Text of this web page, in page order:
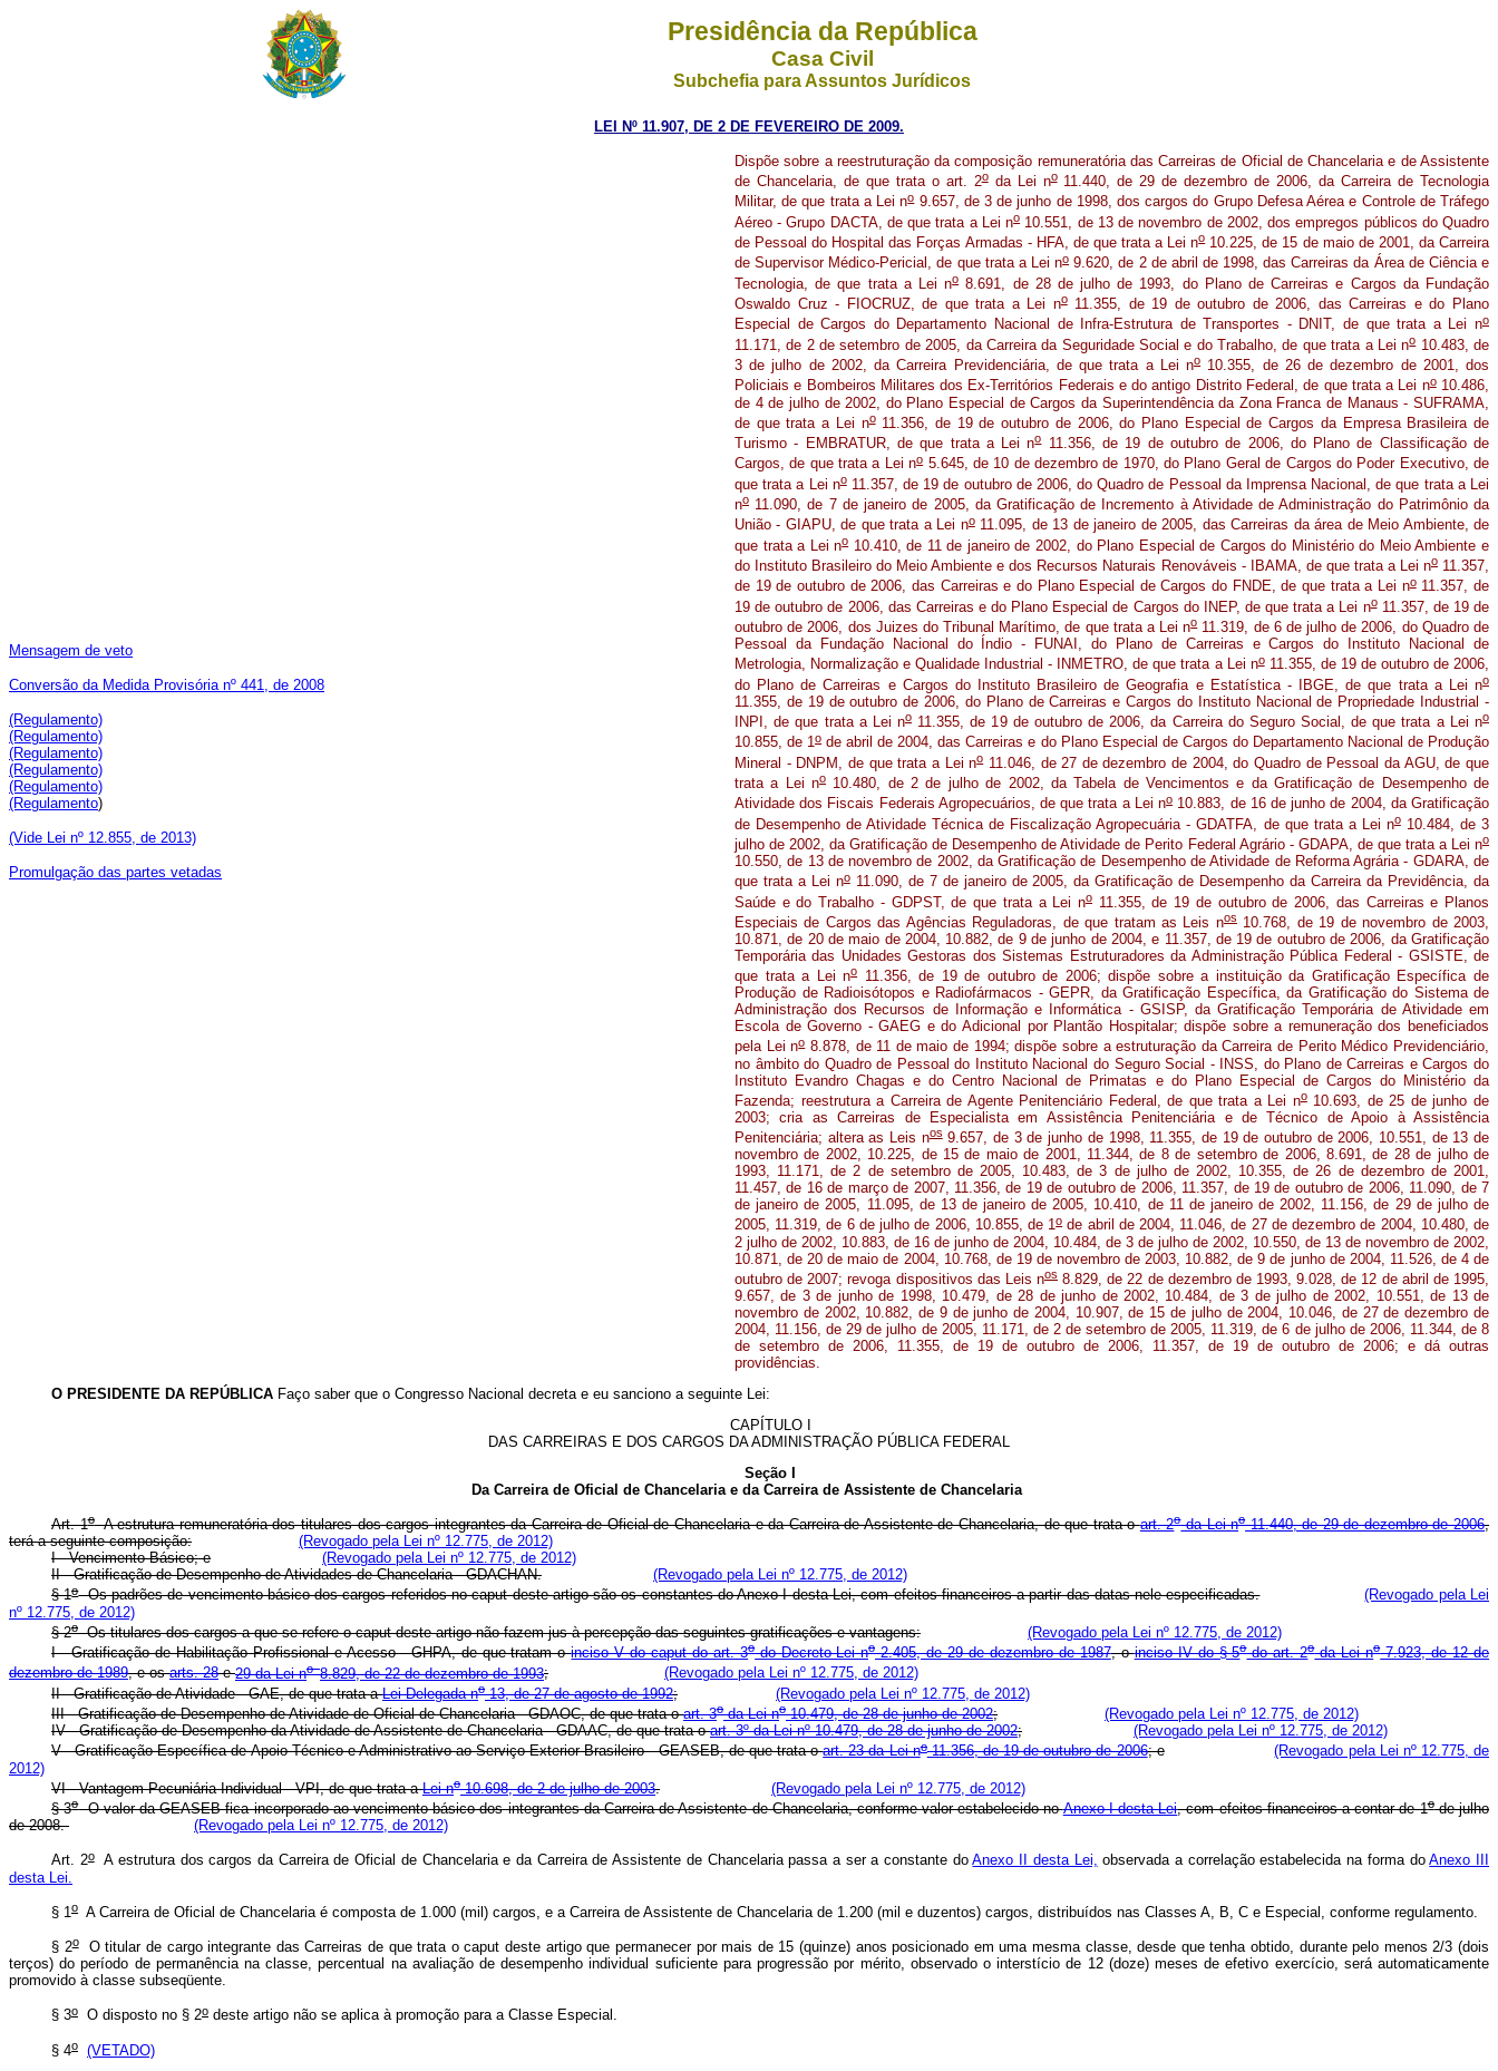
Presidência da República
Casa Civil
Subchefia para Assuntos Jurídicos
LEI Nº 11.907, DE 2 DE FEVEREIRO DE 2009.
Mensagem de veto
Conversão da Medida Provisória nº 441, de 2008
(Regulamento)
(Regulamento)
(Regulamento)
(Regulamento)
(Regulamento)
(Regulamento)
(Vide Lei nº 12.855, de 2013)
Promulgação das partes vetadas
Dispõe sobre a reestruturação da composição remuneratória das Carreiras de Oficial de Chancelaria e de Assistente
de Chancelaria, de que trata o art. 2oda Lei no11.440, de 29 de dezembro de 2006, da Carreira de Tecnologia
Militar, de que trata a Lei no9.657, de 3 de junho de 1998, dos cargos do Grupo Defesa Aérea e Controle de Tráfego
Aéreo - Grupo DACTA, de que trata a Lei no10.551, de 13 de novembro de 2002, dos empregos públicos do Quadro
de Pessoal do Hospital das Forças Armadas - HFA, de que trata a Lei no10.225, de 15 de maio de 2001, da Carreira
de Supervisor Médico-Pericial, de que trata a Lei no 9.620, de 2 de abril de 1998, das Carreiras da Área de Ciência e
Tecnologia, de que trata a Lei no8.691, de 28 de julho de 1993, do Plano de Carreiras e Cargos da Fundação
Oswaldo Cruz - FIOCRUZ, de que trata a Lei no11.355, de 19 de outubro de 2006, das Carreiras e do Plano
Especial de Cargos do Departamento Nacional de Infra-Estrutura de Transportes - DNIT, de que trata a Lei no
11.171, de 2 de setembro de 2005, da Carreira da Seguridade Social e do Trabalho, de que trata a Lei no10.483, de
3 de julho de 2002, da Carreira Previdenciária, de que trata a Lei no10.355, de 26 de dezembro de 2001, dos
Policiais e Bombeiros Militares dos Ex-Territórios Federais e do antigo Distrito Federal, de que trata a Lei no10.486,
de 4 de julho de 2002, do Plano Especial de Cargos da Superintendência da Zona Franca de Manaus - SUFRAMA,
de que trata a Lei no11.356, de 19 de outubro de 2006, do Plano Especial de Cargos da Empresa Brasileira de
Turismo - EMBRATUR, de que trata a Lei no11.356, de 19 de outubro de 2006, do Plano de Classificação de
Cargos, de que trata a Lei no5.645, de 10 de dezembro de 1970, do Plano Geral de Cargos do Poder Executivo, de
que trata a Lei no11.357, de 19 de outubro de 2006, do Quadro de Pessoal da Imprensa Nacional, de que trata a Lei
no 11.090, de 7 de janeiro de 2005, da Gratificação de Incremento à Atividade de Administração do Patrimônio da
União - GIAPU, de que trata a Lei no11.095, de 13 de janeiro de 2005, das Carreiras da área de Meio Ambiente, de
que trata a Lei no10.410, de 11 de janeiro de 2002, do Plano Especial de Cargos do Ministério do Meio Ambiente e
do Instituto Brasileiro do Meio Ambiente e dos Recursos Naturais Renováveis - IBAMA, de que trata a Lei no11.357,
de 19 de outubro de 2006, das Carreiras e do Plano Especial de Cargos do FNDE, de que trata a Lei no11.357, de
19 de outubro de 2006, das Carreiras e do Plano Especial de Cargos do INEP, de que trata a Lei no11.357, de 19 de
outubro de 2006, dos Juizes do Tribunal Marítimo, de que trata a Lei no11.319, de 6 de julho de 2006, do Quadro de
Pessoal da Fundação Nacional do Índio - FUNAI, do Plano de Carreiras e Cargos do Instituto Nacional de
Metrologia, Normalização e Qualidade Industrial - INMETRO, de que trata a Lei no11.355, de 19 de outubro de 2006,
do Plano de Carreiras e Cargos do Instituto Brasileiro de Geografia e Estatística - IBGE, de que trata a Lei no
11.355, de 19 de outubro de 2006, do Plano de Carreiras e Cargos do Instituto Nacional de Propriedade Industrial -
INPI, de que trata a Lei no 11.355, de 19 de outubro de 2006, da Carreira do Seguro Social, de que trata a Lei no
10.855, de 1ode abril de 2004, das Carreiras e do Plano Especial de Cargos do Departamento Nacional de Produção
Mineral - DNPM, de que trata a Lei no11.046, de 27 de dezembro de 2004, do Quadro de Pessoal da AGU, de que
trata a Lei no 10.480, de 2 de julho de 2002, da Tabela de Vencimentos e da Gratificação de Desempenho de
Atividade dos Fiscais Federais Agropecuários, de que trata a Lei no10.883, de 16 de junho de 2004, daGratificação
de Desempenho de Atividade Técnica de Fiscalização Agropecuária - GDATFA, de que trata a Lei no10.484, de 3
julho de 2002, da Gratificação de Desempenho de Atividade de Perito Federal Agrário - GDAPA, de que trata a Lei no
10.550, de 13 de novembro de 2002, da Gratificação de Desempenho de Atividade de Reforma Agrária - GDARA, de
que trata a Lei no11.090, de 7 de janeiro de 2005, da Gratificação de Desempenho da Carreira da Previdência, da
Saúde e do Trabalho - GDPST, de que trata a Lei no 11.355, de 19 de outubro de 2006, das Carreiras e Planos
Especiais de Cargos das Agências Reguladoras, de que tratam as Leis nos10.768, de 19 de novembro de 2003,
10.871, de 20 de maio de 2004, 10.882, de 9 de junho de 2004, e 11.357, de 19 de outubro de 2006, da Gratificação
Temporária das Unidades Gestoras dos Sistemas Estruturadores da Administração Pública Federal - GSISTE, de
que trata a Lei no11.356, de 19 de outubro de 2006; dispõe sobre a instituição da Gratificação Específica de
Produção de Radioisótopos e Radiofármacos - GEPR, da Gratificação Específica, da Gratificação do Sistema de
Administração dos Recursos de Informação e Informática - GSISP, da Gratificação Temporária de Atividade em
Escola de Governo - GAEG e do Adicional por Plantão Hospitalar; dispõe sobre a remuneração dos beneficiados
pela Lei no8.878, de 11 de maio de 1994; dispõe sobre a estruturação da Carreira de Perito Médico Previdenciário,
no âmbito do Quadro de Pessoal do Instituto Nacional do Seguro Social - INSS, do Plano de Carreiras e Cargos do
Instituto Evandro Chagas e do Centro Nacional de Primatas e do Plano Especial de Cargos do Ministério da
Fazenda; reestrutura a Carreira de Agente Penitenciário Federal, de que trata a Lei no10.693, de 25 de junho de
2003; cria as Carreiras de Especialista em Assistência Penitenciária e de Técnico de Apoio à Assistência
Penitenciária; altera as Leis nos9.657, de 3 de junho de 1998, 11.355, de 19 de outubro de 2006, 10.551, de 13 de
novembro de 2002, 10.225, de 15 de maio de 2001, 11.344, de 8 de setembro de 2006, 8.691, de 28 de julho de
1993, 11.171, de 2 de setembro de 2005, 10.483, de 3 de julho de 2002, 10.355, de 26 de dezembro de 2001,
11.457, de 16 de março de 2007, 11.356, de 19 de outubro de 2006, 11.357, de 19 de outubro de 2006, 11.090, de 7
de janeiro de 2005, 11.095, de 13 de janeiro de 2005, 10.410, de 11 de janeiro de 2002, 11.156, de 29 de julho de
2005, 11.319, de 6 de julho de 2006, 10.855, de 1ode abril de 2004, 11.046, de 27 de dezembro de 2004, 10.480, de
2 julho de 2002, 10.883, de 16 de junho de 2004, 10.484, de 3 de julho de 2002, 10.550, de 13 de novembro de 2002,
10.871, de 20 de maio de 2004, 10.768, de 19 de novembro de 2003, 10.882, de 9 de junho de 2004, 11.526, de 4 de
outubro de 2007; revoga dispositivos das Leis nos 8.829, de 22 de dezembro de 1993, 9.028, de 12 de abril de 1995,
9.657, de 3 de junho de 1998, 10.479, de 28 de junho de 2002, 10.484, de 3 de julho de 2002, 10.551, de 13 de
novembro de 2002, 10.882, de 9 de junho de 2004, 10.907, de 15 de julho de 2004, 10.046, de 27 de dezembro de
2004, 11.156, de 29 de julho de 2005, 11.171, de 2 de setembro de 2005, 11.319, de 6 de julho de 2006, 11.344, de 8
de setembro de 2006, 11.355, de 19 de outubro de 2006, 11.357, de 19 de outubro de 2006; e dá outras
providências.
O PRESIDENTE DA REPÚBLICA Faço saber que o Congresso Nacional decreta e eu sanciono a seguinte Lei:
CAPÍTULO I
DAS CARREIRAS E DOS CARGOS DA ADMINISTRAÇÃO PÚBLICA FEDERAL
Seção I
Da Carreira de Oficial de Chancelaria e da Carreira de Assistente de Chancelaria
Art. 1oA estrutura remuneratória dos titulares dos cargos integrantes da Carreira de Oficial de Chancelaria e da Carreira de Assistente de Chancelaria, de que trata oart. 2oda Lei no11.440, de 29 de dezembro de 2006,
terá a seguinte composição:
(Revogado pela Lei nº 12.775, de 2012)
I - Vencimento Básico; e
(Revogado pela Lei nº 12.775, de 2012)
II - Gratificação de Desempenho de Atividades de Chancelaria - GDACHAN.
(Revogado pela Lei nº 12.775, de 2012)
§ 1oOs padrões de vencimento básico dos cargos referidos no caput deste artigo são os constantes do Anexo I desta Lei, com efeitos financeiros a partir das datas nele especificadas.
(Revogado pela Lei
nº 12.775, de 2012)
§ 2oOs titulares dos cargos a que se refere o caput deste artigo não fazem jus à percepção das seguintes gratificações e vantagens:
(Revogado pela Lei nº 12.775, de 2012)
I - Gratificação de Habilitação Profissional e Acesso - GHPA, de que tratam oinciso V do caput do art. 3odo Decreto-Lei no2.405, de 29 de dezembro de 1987, oinciso IV do § 5odo art. 2oda Lei no7.923, de 12 de
dezembro de 1989, e osarts. 28e29 da Lei no 8.829, de 22 de dezembro de 1993;
(Revogado pela Lei nº 12.775, de 2012)
II - Gratificação de Atividade - GAE, de que trata aLei Delegada no13, de 27 de agosto de 1992;
(Revogado pela Lei nº 12.775, de 2012)
III - Gratificação de Desempenho de Atividade de Oficial de Chancelaria - GDAOC, de que trata oart. 3oda Lei no10.479, de 28 de junho de 2002;
(Revogado pela Lei nº 12.775, de 2012)
IV - Gratificação de Desempenho da Atividade de Assistente de Chancelaria - GDAAC, de que trata oart. 3º da Lei nº 10.479, de 28 de junho de 2002;
(Revogado pela Lei nº 12.775, de 2012)
V - Gratificação Específica de Apoio Técnico e Administrativo ao Serviço Exterior Brasileiro - GEASEB, de que trata oart. 23 da Lei no11.356, de 19 de outubro de 2006; e
(Revogado pela Lei nº 12.775, de
2012)
VI - Vantagem Pecuniária Individual - VPI, de que trata aLei no10.698, de 2 de julho de 2003.
(Revogado pela Lei nº 12.775, de 2012)
§ 3oO valor da GEASEB fica incorporado ao vencimento básico dos integrantes da Carreira de Assistente de Chancelaria, conforme valor estabelecido noAnexo I desta Lei, com efeitos financeiros a contar de 1ode julho
de 2008.
(Revogado pela Lei nº 12.775, de 2012)
Art. 2oA estrutura dos cargos da Carreira de Oficial de Chancelaria e da Carreira de Assistente de Chancelaria passa a ser a constante doAnexo II desta Lei, observada a correlação estabelecida na forma doAnexo III
desta Lei.
§ 1 o A Carreira de Oficial de Chancelaria é composta de 1.000 (mil) cargos, e a Carreira de Assistente de Chancelaria de 1.200 (mil e duzentos) cargos, distribuídos nas Classes A, B, C e Especial, conforme regulamento.
§ 2oO titular de cargo integrante das Carreiras de que trata o caput deste artigo que permanecer por mais de 15 (quinze) anos posicionado em uma mesma classe, desde que tenha obtido, durante pelo menos 2/3 (dois
terços) do período de permanência na classe, percentual na avaliação de desempenho individual suficiente para progressão por mérito, observado o interstício de 12 (doze) meses de efetivo exercício, será automaticamente
promovido à classe subseqüente.
§ 3o O disposto no § 2o deste artigo não se aplica à promoção para a Classe Especial.
§ 4o (VETADO)